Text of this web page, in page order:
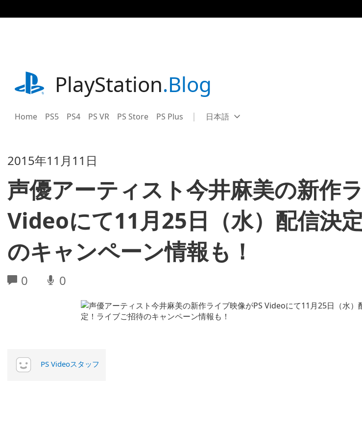
事
playstation.comPlayStation.Blog
Home PS5 PS4 PS VR PS Store PS Plus Select
Current
日本語
2015年11月11日
声優アーティスト今井麻美の新作
Videoにて11月25日（水）配信決
のキャンペーン情報も！
0 0
PS Videoスタッフ